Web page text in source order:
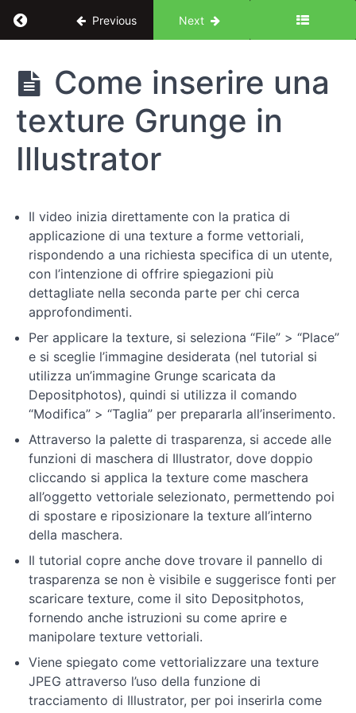
Return to course: Illustrator per UX Design: le
Previous Next
Illustrator
per UX
Design:
le basi
Introduzione
Fondamenti
Illustrator
avanzate
con
Illustrator
Esercitazioni
pratiche
Tecniche
avanzate
Ulteriori
approfondimenti
novità
Come inserire una
texture Grunge in
Illustrator
Il video inizia direttamente con la pratica di
applicazione di una texture a forme vettoriali,
rispondendo a una richiesta specifica di un utente,
con l’intenzione di offrire spiegazioni più
dettagliate nella seconda parte per chi cerca
approfondimenti.
Per applicare la texture, si seleziona “File” > “Place”
e si sceglie l’immagine desiderata (nel tutorial si
utilizza un’immagine Grunge scaricata da
Depositphotos), quindi si utilizza il comando
“Modifica” > “Taglia” per prepararla all’inserimento.
Attraverso la palette di trasparenza, si accede alle
funzioni di maschera di Illustrator, dove doppio
cliccando si applica la texture come maschera
all’oggetto vettoriale selezionato, permettendo poi
di spostare e riposizionare la texture all’interno
della maschera.
Il tutorial copre anche dove trovare il pannello di
trasparenza se non è visibile e suggerisce fonti per
scaricare texture, come il sito Depositphotos,
fornendo anche istruzioni su come aprire e
manipolare texture vettoriali.
Viene spiegato come vettorializzare una texture
JPEG attraverso l’uso della funzione di
tracciamento di Illustrator, per poi inserirla come